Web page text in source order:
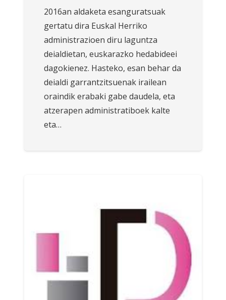
2016an aldaketa esanguratsuak
gertatu dira Euskal Herriko
administrazioen diru laguntza
deialdietan, euskarazko hedabideei
dagokienez. Hasteko, esan behar da
deialdi garrantzitsuenak irailean
oraindik erabaki gabe daudela, eta
atzerapen administratiboek kalte
eta…